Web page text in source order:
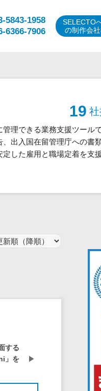
5843-1958
6366-7906
SELECTO
の制作会
19
理できる業務支援ツールで
出入国在留管理庁への書
した雇用と職場定着を支
する
」を